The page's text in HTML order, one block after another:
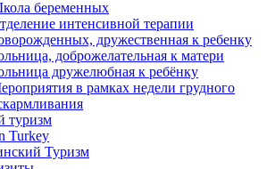
беременных
интенсивной терапии
дружественная к ребенку
доброжелательная к матери
дружелюбная к ребёнку
в рамках недели грудного
туризм
Turkey
Туризм